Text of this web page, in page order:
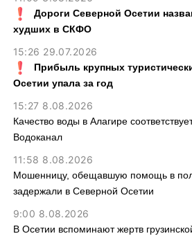
Дороги Северной Осетии
худших в СКФО
15:26 29.07.2026
Прибыль крупных
Осетии упала за год
15:27 8.08.2026
Качество воды в Алагире
Водоканал
11:58 8.08.2026
Мошенницу, обещавшую помощь в
задержали в Северной Осетии
9:00 8.08.2026
В Осетии вспоминают жертв